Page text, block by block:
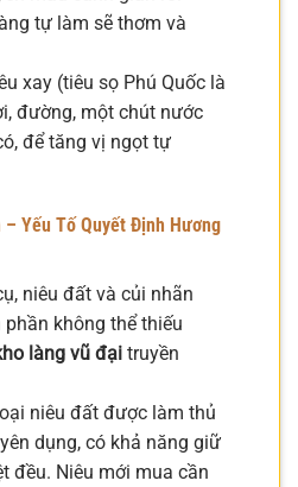
tự làm sẽ thơm và
xay (tiêu sọ Phú Quốc là
đường, một chút nước
để tăng vị ngọt tự
– Yếu Tố Quyết Định Hương
niêu đất và củi nhãn
không thể thiếu
làng vũ đại truyền
niêu đất được làm thủ
dụng, có khả năng giữ
đều. Niêu mới mua cần